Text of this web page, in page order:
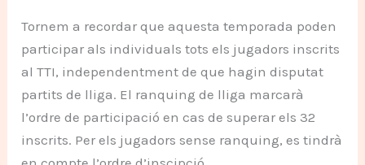
Tornem a recordar que aquesta temporada poden
participar als individuals tots els jugadors inscrits
al TTI, independentment de que hagin disputat
partits de lliga. El ranquing de lliga marcarà
l’ordre de participació en cas de superar els 32
inscrits. Per els jugadors sense ranquing, es tindrà